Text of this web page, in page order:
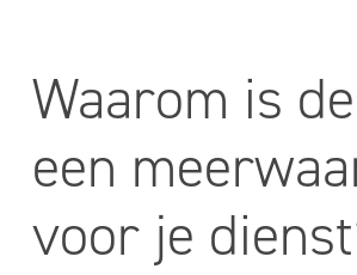
Waarom is
een
voor je